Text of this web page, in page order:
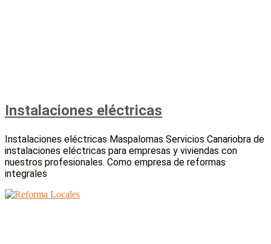
Instalaciones eléctricas
Instalaciones eléctricas Maspalomas Servicios Canariobra de
instalaciones eléctricas para empresas y viviendas con
nuestros profesionales. Como empresa de reformas
integrales